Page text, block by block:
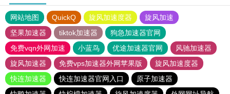
网站地图 QuickQ 旋风加速度器
旋风加速
坚果加速器
tiktok加速器
狗急加速器官网
免费vqn外网加速
小蓝鸟 优途加速器官网
风驰加速器
旋风加速器
免费vps加速器外网苹果版
旋风加速度器
快连加速器
快连加速器官网入口
原子加速器